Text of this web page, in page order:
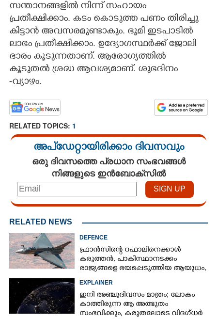
സന്താനങ്ങളിൽ നിന്ന് സഹായം
പ്രതീക്ഷിക്കാം. കടം കൊടുത്ത പണം തിരിച്ചു
കിട്ടാൻ അവസരമുണ്ടാകും. ഭൂമി ഇടപാടിൽ
ലാഭം പ്രതീക്ഷിക്കാം. ഉദ്യോഗസ്ഥർക്ക് ജോലി
ഭാരം കൂടുന്നതാണ്. ആരോഗ്യത്തിൽ
കൂടുതൽ ശ്രദ്ധ ആവശ്യമാണ്. ശുഭദിനം
-വ്യാഴം.
RELATED TOPICS: 1
അപ്ഡേറ്റായിരിക്കാം ദിവസവും
ഒരു ദിവസത്തെ പ്രധാന സംഭവങ്ങൾ
നിങ്ങളുടെ ഇൻബോക്സിൽ
RELATED NEWS
DEFENCE
ഫ്രാൻസിന്റെ റഫാലിനെക്കാൾ
കരുത്തൻ,​ പാകിസ്ഥാനടക്കം
രാജ്യങ്ങളെ ഭയപ്പെടുത്തിയ ആയുധം,​
EXPLAINER
ഇനി അഞ്ചുദിവസം മാത്രം; ലോകം
കാത്തിരുന്ന ആ അത്ഭുതം
സംഭവിക്കും, കരുതലോടെ വിദഗ്ധർ